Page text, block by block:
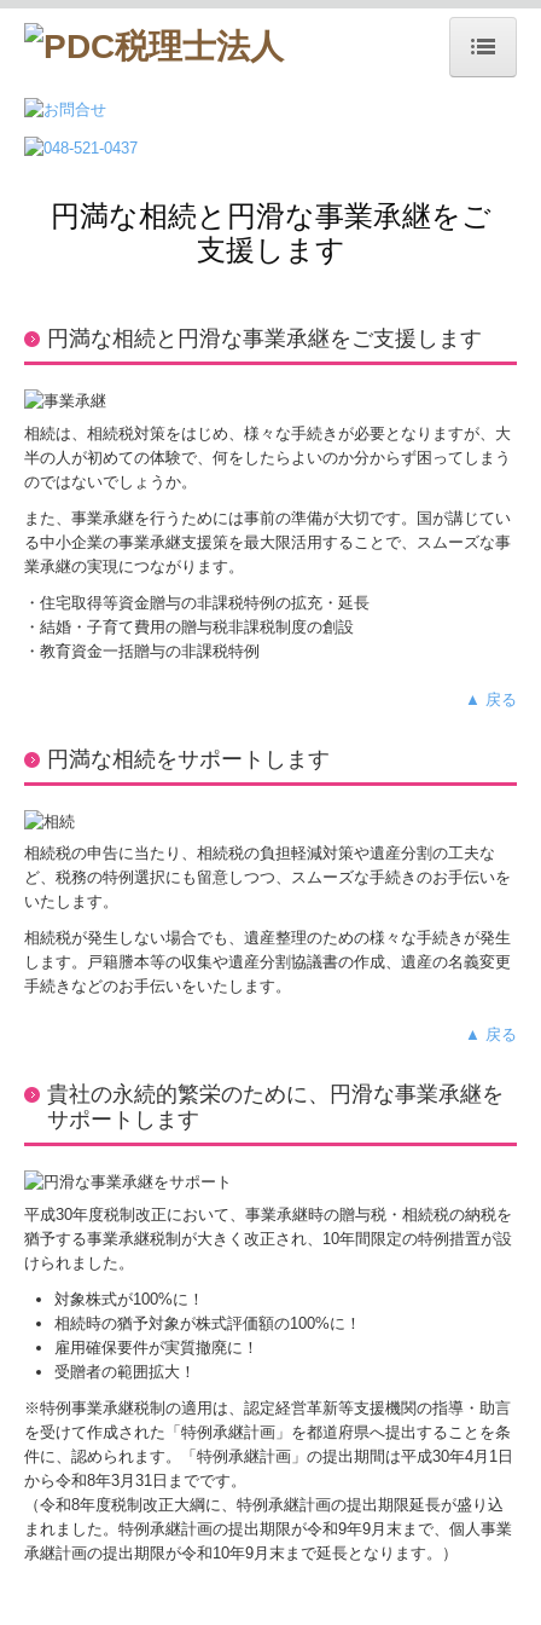
ホーム
法人・個人事業主の皆様へ
毎月、貴社を訪問します
貴社の業績管理体制を構築
書面添付制度のご紹介
決算書の信用力を高めます
中小会計要領を活用します
記帳適時性証明書の活用
円満な相続・事業承継を支援
相続税額の早見表
経営理念
税理士紹介
経営革新等支援機関とは
ワンストップサービス
交通案内
税務ＮＥＷＳ
Q&A経営相談
税務カレンダー
経営者オススメ情報
税務Q&A
TKC経営指標（速報版）
関与先向け融資商品ご紹介
売り上げアップWebセミナー
円満な相続と円滑な事業承継をご
支援します
円満な相続と円滑な事業承継をご支援します
相続は、相続税対策をはじめ、様々な手続きが必要となりますが、大
半の人が初めての体験で、何をしたらよいのか分からず困ってしまう
のではないでしょうか。
また、事業承継を行うためには事前の準備が大切です。国が講じてい
る中小企業の事業承継支援策を最大限活用することで、スムーズな事
業承継の実現につながります。
・住宅取得等資金贈与の非課税特例の拡充・延長
・結婚・子育て費用の贈与税非課税制度の創設
・教育資金一括贈与の非課税特例
▲ 戻る
円満な相続をサポートします
相続税の申告に当たり、相続税の負担軽減対策や遺産分割の工夫な
ど、税務の特例選択にも留意しつつ、スムーズな手続きのお手伝いを
いたします。
相続税が発生しない場合でも、遺産整理のための様々な手続きが発生
します。戸籍謄本等の収集や遺産分割協議書の作成、遺産の名義変更
手続きなどのお手伝いをいたします。
▲ 戻る
貴社の永続的繁栄のために、円滑な事業承継を
サポートします
平成30年度税制改正において、事業承継時の贈与税・相続税の納税を
猶予する事業承継税制が大きく改正され、10年間限定の特例措置が設
けられました。
対象株式が100%に！
相続時の猶予対象が株式評価額の100%に！
雇用確保要件が実質撤廃に！
受贈者の範囲拡大！
※特例事業承継税制の適用は、認定経営革新等支援機関の指導・助言
を受けて作成された「特例承継計画」を都道府県へ提出することを条
件に、認められます。「特例承継計画」の提出期間は平成30年4月1日
から令和8年3月31日までです。
（令和8年度税制改正大綱に、特例承継計画の提出期限延長が盛り込
まれました。特例承継計画の提出期限が令和9年9月末まで、個人事業
承継計画の提出期限が令和10年9月末まで延長となります。）